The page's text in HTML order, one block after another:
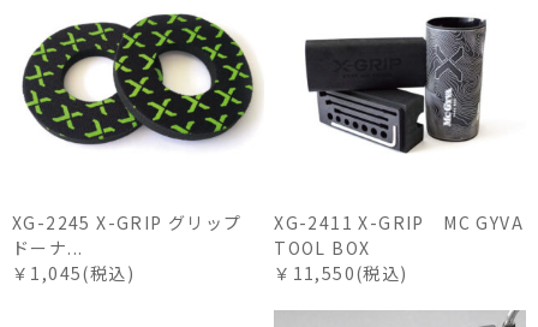
XG-2245 X-GRIP グリップ
ドーナ...
￥1,045(税込)
XG-2411 X-GRIP MC GYVA
TOOL BOX
￥11,550(税込)